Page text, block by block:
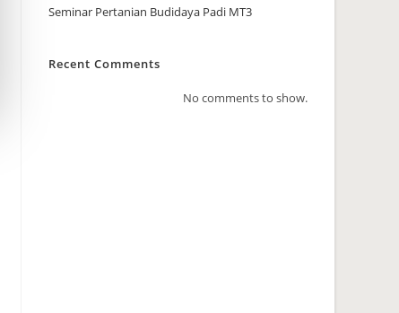
Seminar Pertanian Budidaya Padi MT3
Recent Comments
No comments to show.